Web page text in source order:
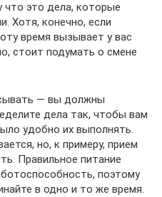
что это дела, которые
Хотя, конечно, если
время вызывает у вас
стоит подумать о смене
— вы должны
дела так, чтобы вам
удобно их выполнять.
но, к примеру, прием
Правильное питание
поэтому
в одно и то же время.